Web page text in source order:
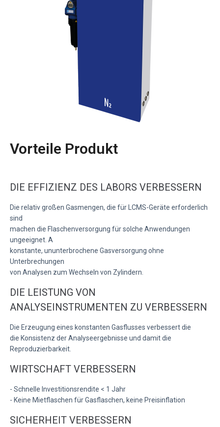
Vorteile Produkt
DIE EFFIZIENZ DES LABORS VERBESSERN
Die relativ großen Gasmengen, die für LCMS-Geräte erforderlich
sind
machen die Flaschenversorgung für solche Anwendungen
ungeeignet. A
konstante, ununterbrochene Gasversorgung ohne
Unterbrechungen
von Analysen zum Wechseln von Zylindern.
DIE LEISTUNG VON
ANALYSEINSTRUMENTEN ZU VERBESSERN
Die Erzeugung eines konstanten Gasflusses verbessert die
die Konsistenz der Analyseergebnisse und damit die
Reproduzierbarkeit.
WIRTSCHAFT VERBESSERN
- Schnelle Investitionsrendite < 1 Jahr
- Keine Mietflaschen für Gasflaschen, keine Preisinflation
SICHERHEIT VERBESSERN